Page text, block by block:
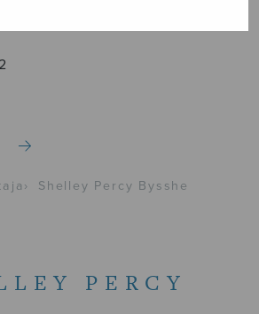
› Shelley Percy Bysshe
PERCY